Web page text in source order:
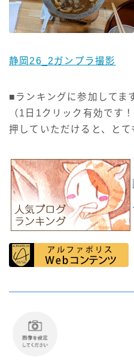
静岡26_2ガンプラ撮影
■ランキングに参加してま
（1日1クリック有効です！
押していただけると、とて